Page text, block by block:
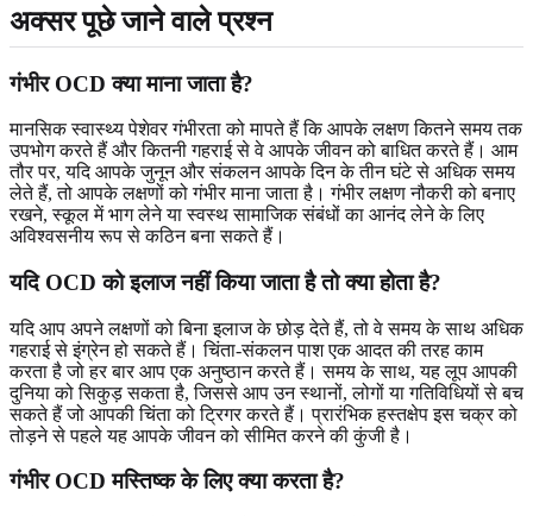
अक्सर पूछे जाने वाले प्रश्न
गंभीर OCD क्या माना जाता है?
मानसिक स्वास्थ्य पेशेवर गंभीरता को मापते हैं कि आपके लक्षण कितने समय तक
उपभोग करते हैं और कितनी गहराई से वे आपके जीवन को बाधित करते हैं। आम
तौर पर, यदि आपके जुनून और संकलन आपके दिन के तीन घंटे से अधिक समय
लेते हैं, तो आपके लक्षणों को गंभीर माना जाता है। गंभीर लक्षण नौकरी को बनाए
रखने, स्कूल में भाग लेने या स्वस्थ सामाजिक संबंधों का आनंद लेने के लिए
अविश्वसनीय रूप से कठिन बना सकते हैं।
यदि OCD को इलाज नहीं किया जाता है तो क्या होता है?
यदि आप अपने लक्षणों को बिना इलाज के छोड़ देते हैं, तो वे समय के साथ अधिक
गहराई से इंग्रेन हो सकते हैं। चिंता-संकलन पाश एक आदत की तरह काम
करता है जो हर बार आप एक अनुष्ठान करते हैं। समय के साथ, यह लूप आपकी
दुनिया को सिकुड़ सकता है, जिससे आप उन स्थानों, लोगों या गतिविधियों से बच
सकते हैं जो आपकी चिंता को ट्रिगर करते हैं। प्रारंभिक हस्तक्षेप इस चक्र को
तोड़ने से पहले यह आपके जीवन को सीमित करने की कुंजी है।
गंभीर OCD मस्तिष्क के लिए क्या करता है?